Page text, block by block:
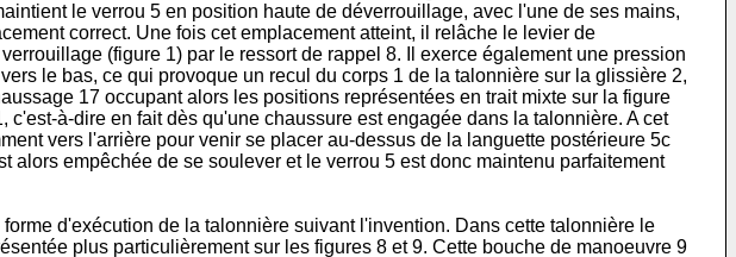
le verrou 5 en position haute de déverrouillage, avec l'une de ses mains,
correct. Une fois cet emplacement atteint, il relâche le levier de
(figure 1) par le ressort de rappel 8. Il exerce également une pression
le bas, ce qui provoque un recul du corps 1 de la talonnière sur la glissière 2,
17 occupant alors les positions représentées en trait mixte sur la figure
à-dire en fait dès qu'une chaussure est engagée dans la talonnière. A cet
vers l'arrière pour venir se placer au-dessus de la languette postérieure 5c
empêchée de se soulever et le verrou 5 est donc maintenu parfaitement
d'exécution de la talonnière suivant l'invention. Dans cette talonnière le
plus particulièrement sur les figures 8 et 9. Cette bouche de manoeuvre 9